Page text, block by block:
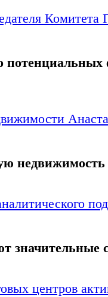
Комитета
значительные
центров